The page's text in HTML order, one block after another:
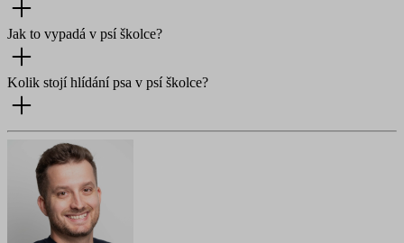
Jak to vypadá v psí školce?
Kolik stojí hlídání psa v psí školce?